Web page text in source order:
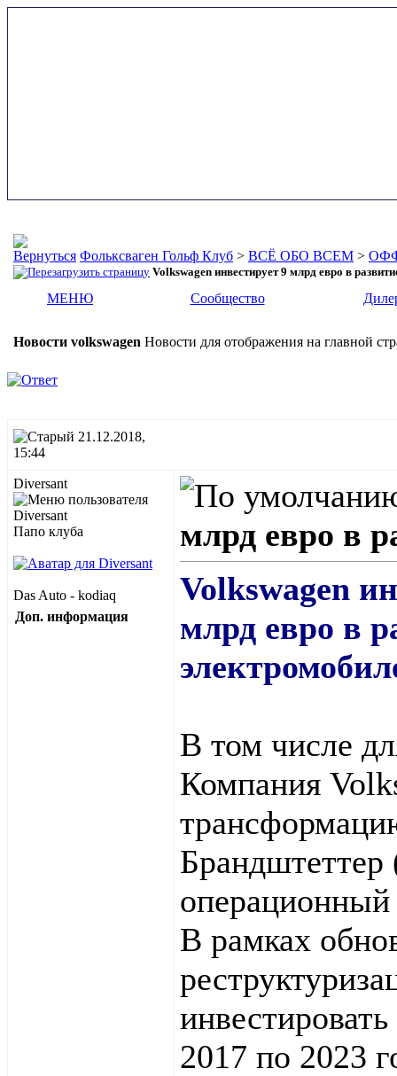
Фольксваген Гольф Клуб > ВСЁ ОБО ВСЕМ >
Volkswagen инвестирует 9 млрд евро в
МЕНЮ Сообщество
Новости volkswagen Новости для отображения на главной
21.12.2018,
15:44
Diversant
Папо клуба
Das Auto - kodiaq
Доп. информация
млрд евро в
Volkswagen
млрд евро в
В том числе
Компания
операционный
В рамках
2017 по 2023